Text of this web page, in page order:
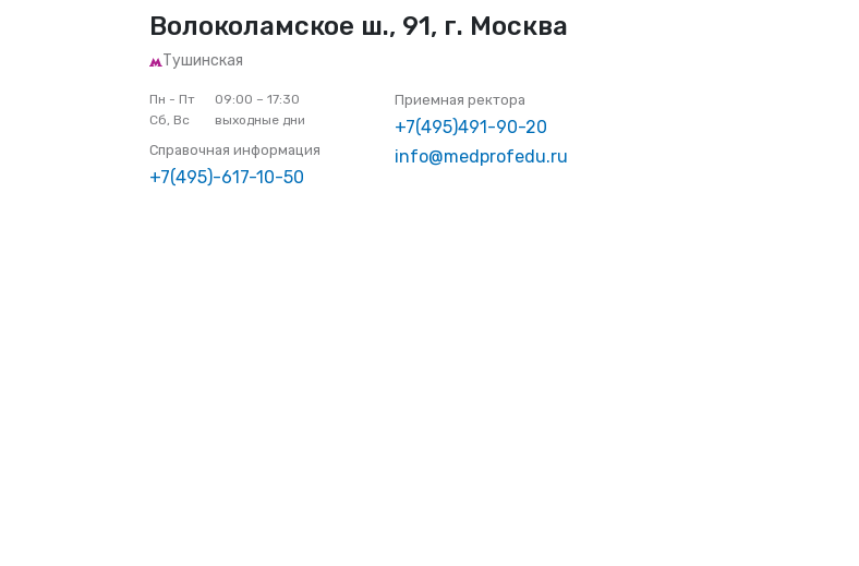
Волоколамское ш., 91, г. Москва
Тушинская
Пн - Пт
09:00 – 17:30
Сб, Вс
выходные дни
Справочная информация
+7(495)-617-10-50
Приемная ректора
+7(495)491-90-20
info@medprofedu.ru